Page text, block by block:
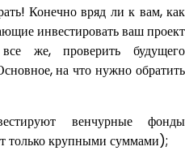
Конечно вряд ли к вам, как
инвестировать ваш проект
же, проверить будущего
на что нужно обратить
венчурные фонды
только крупными суммами);